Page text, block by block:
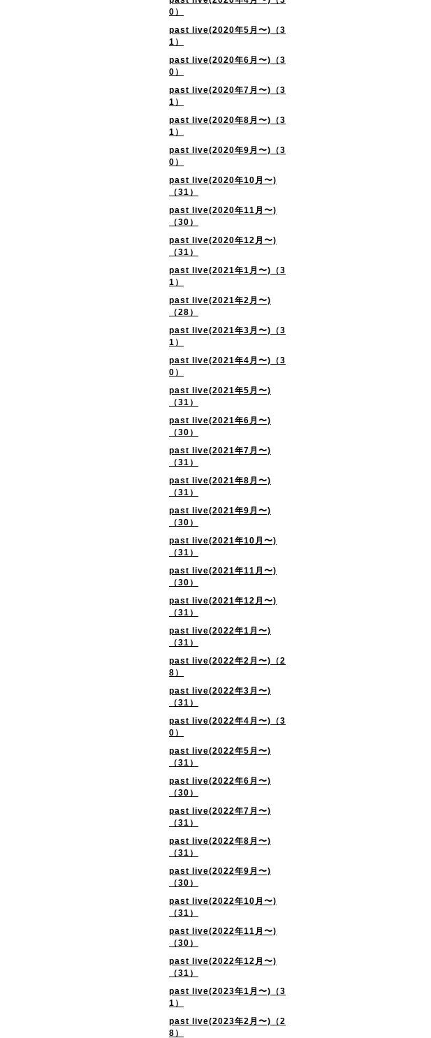
0）
past live(2020年5月〜)（3
1）
past live(2020年6月〜)（3
0）
past live(2020年7月〜)（3
1）
past live(2020年8月〜)（3
1）
past live(2020年9月〜)（3
0）
past live(2020年10月〜)
（31）
past live(2020年11月〜)
（30）
past live(2020年12月〜)
（31）
past live(2021年1月〜)（3
1）
past live(2021年2月〜)
（28）
past live(2021年3月〜)（3
1）
past live(2021年4月〜)（3
0）
past live(2021年5月〜)
（31）
past live(2021年6月〜)
（30）
past live(2021年7月〜)
（31）
past live(2021年8月〜)
（31）
past live(2021年9月〜)
（30）
past live(2021年10月〜)
（31）
past live(2021年11月〜)
（30）
past live(2021年12月〜)
（31）
past live(2022年1月〜)
（31）
past live(2022年2月〜)（2
8）
past live(2022年3月〜)
（31）
past live(2022年4月〜)（3
0）
past live(2022年5月〜)
（31）
past live(2022年6月〜)
（30）
past live(2022年7月〜)
（31）
past live(2022年8月〜)
（31）
past live(2022年9月〜)
（30）
past live(2022年10月〜)
（31）
past live(2022年11月〜)
（30）
past live(2022年12月〜)
（31）
past live(2023年1月〜)（3
1）
past live(2023年2月〜)（2
8）